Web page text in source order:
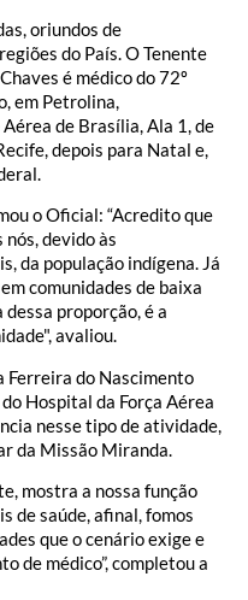
oriundos de
do País. O Tenente
é médico do 72º
em Petrolina,
de Brasília, Ala 1, de
depois para Natal e,
o Oficial: “Acredito que
devido às
da população indígena. Já
comunidades de baixa
proporção, é a
avaliou.
Ferreira do Nascimento
Hospital da Força Aérea
nesse tipo de atividade,
da Missão Miranda.
mostra a nossa função
de saúde, afinal, fomos
que o cenário exige e
de médico”, completou a